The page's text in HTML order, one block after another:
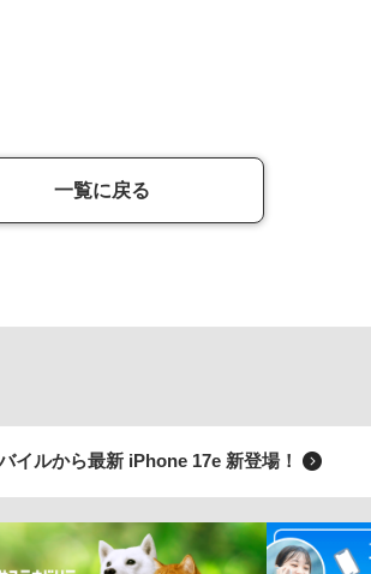
一覧に戻る
イルから最新 iPhone 17e 新登場！